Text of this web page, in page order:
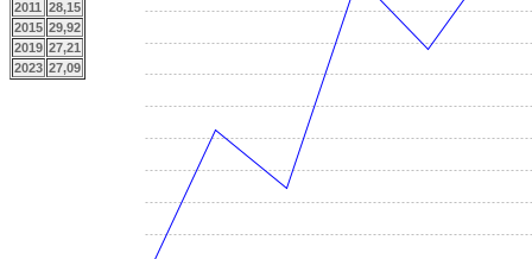
2011 28,15
2015 29,92
2019 27,21
2023 27,09